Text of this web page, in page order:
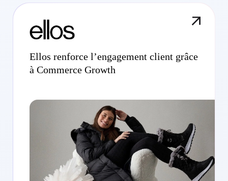
Ellos renforce l’engagement client grâce
à Commerce Growth